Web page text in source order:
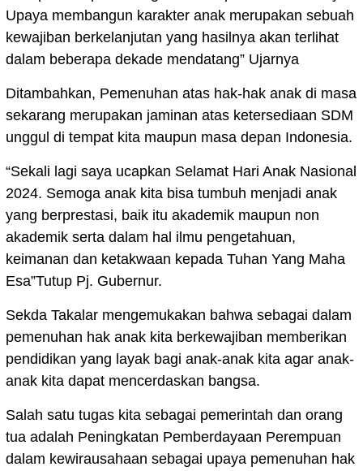
Upaya membangun karakter anak merupakan sebuah
kewajiban berkelanjutan yang hasilnya akan terlihat
dalam beberapa dekade mendatang” Ujarnya
Ditambahkan, Pemenuhan atas hak-hak anak di masa
sekarang merupakan jaminan atas ketersediaan SDM
unggul di tempat kita maupun masa depan Indonesia.
“Sekali lagi saya ucapkan Selamat Hari Anak Nasional
2024. Semoga anak kita bisa tumbuh menjadi anak
yang berprestasi, baik itu akademik maupun non
akademik serta dalam hal ilmu pengetahuan,
keimanan dan ketakwaan kepada Tuhan Yang Maha
Esa”Tutup Pj. Gubernur.
Sekda Takalar mengemukakan bahwa sebagai dalam
pemenuhan hak anak kita berkewajiban memberikan
pendidikan yang layak bagi anak-anak kita agar anak-
anak kita dapat mencerdaskan bangsa.
Salah satu tugas kita sebagai pemerintah dan orang
tua adalah Peningkatan Pemberdayaan Perempuan
dalam kewirausahaan sebagai upaya pemenuhan hak